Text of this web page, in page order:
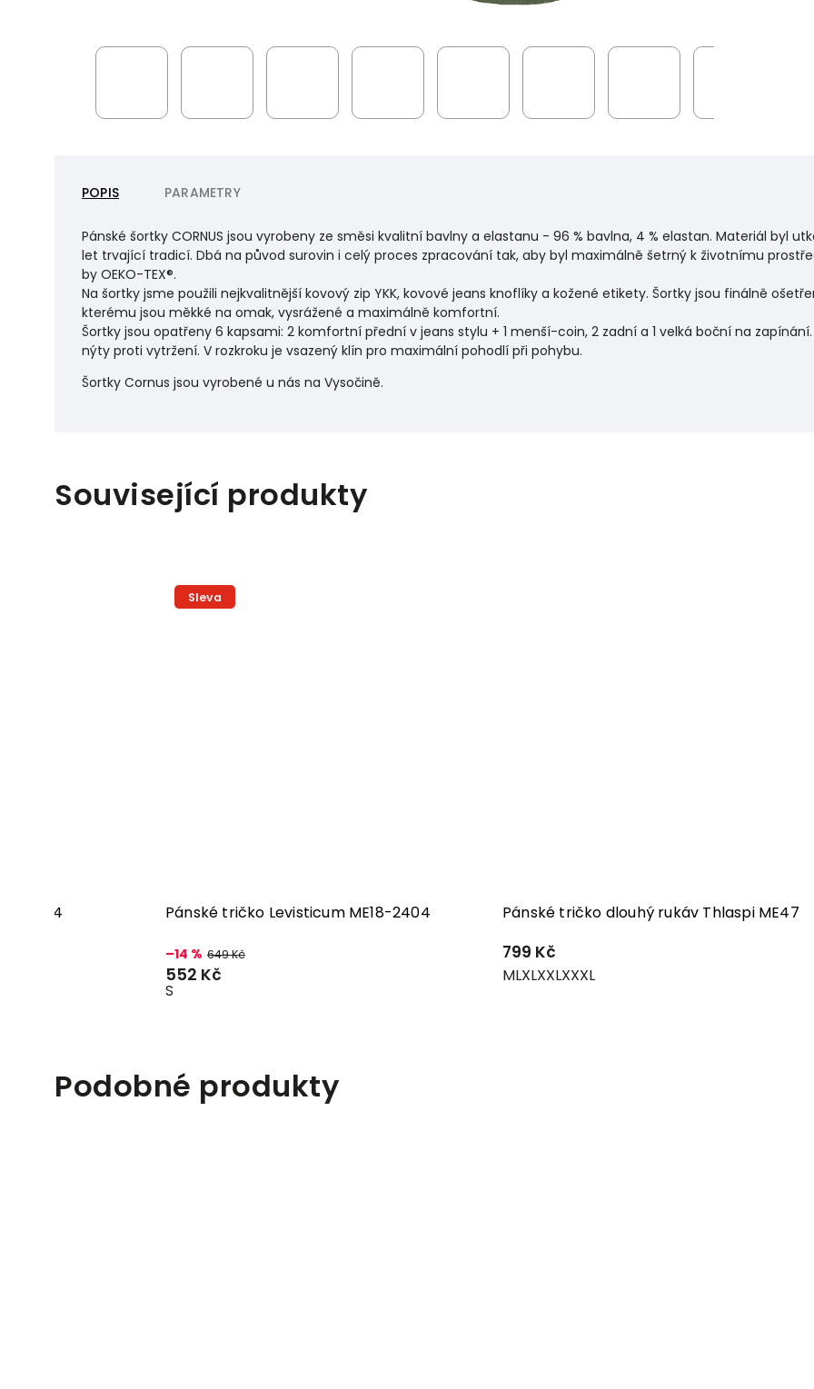
POPIS PARAMETRY
Pánské šortky CORNUS jsou vyrobeny ze směsi kvalitní bavlny a elastanu - 96 % bavlna, 4 % elastan. Materiál byl
let trvající tradicí. Dbá na původ surovin i celý proces zpracování tak, aby byl maximálně šetrný k životnímu
by OEKO-TEX®.
Na šortky jsme použili nejkvalitnější kovový zip YKK, kovové jeans knoflíky a kožené etikety. Šortky jsou finálně
kterému jsou měkké na omak, vysrážené a maximálně komfortní.
Šortky jsou opatřeny 6 kapsami: 2 komfortní přední v jeans stylu + 1 menší-coin, 2 zadní a 1 velká boční na
nýty proti vytržení. V rozkroku je vsazený klín pro maximální pohodlí při pohybu.
Šortky Cornus jsou vyrobené u nás na Vysočině.
Související produkty
ME54
Sleva
Pánské tričko Levisticum ME18-2404
–14 % 649 Kč
552 Kč
S
Pánské tričko dlouhý rukáv Thlaspi ME47
799 Kč
MLXLXXLXXXL
Podobné produkty